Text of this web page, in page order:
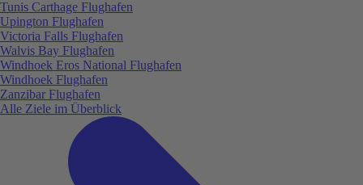
Tunis Carthage Flughafen
Upington Flughafen
Victoria Falls Flughafen
Walvis Bay Flughafen
Windhoek Eros National Flughafen
Windhoek Flughafen
Zanzibar Flughafen
Alle Ziele im Überblick